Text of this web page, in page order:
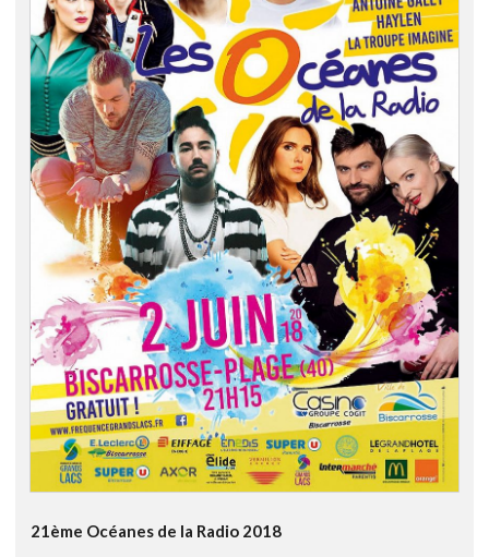
21ème Océanes de la Radio 2018